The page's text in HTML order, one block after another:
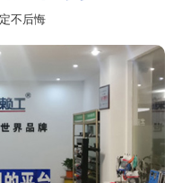
不后悔